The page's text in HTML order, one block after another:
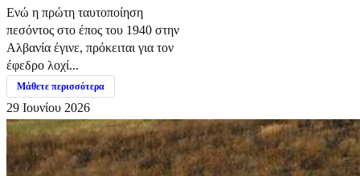
Ενώ η πρώτη ταυτοποίηση
πεσόντος στο έπος του 1940 στην
Αλβανία έγινε, πρόκειται για τον
έφεδρο λοχί...
Μάθετε περισσότερα
29 Ιουνίου 2026